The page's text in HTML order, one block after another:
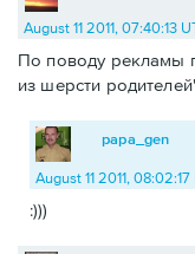
August 11 2011, 07:40:13
По поводу рекламы
из шерсти
papa_gen
August 11 2011, 08:02:17
:)))